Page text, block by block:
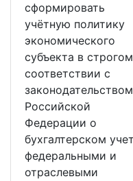
сформировать
учётную политику
экономического
субъекта в строгом
соответствии с
законодательством
Российской
Федерации о
бухгалтерском
федеральными и
отраслевыми